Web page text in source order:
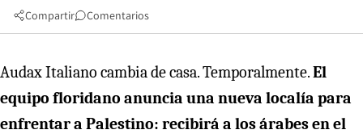
Compartir Comentarios
Audax Italiano cambia de casa. Temporalmente.El
equipo floridano anuncia una nueva localía para
enfrentar a Palestino: recibirá a los árabes en el